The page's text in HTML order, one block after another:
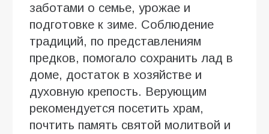
заботами о семье, урожае и
подготовке к зиме. Соблюдение
традиций, по представлениям
предков, помогало сохранить лад в
доме, достаток в хозяйстве и
духовную крепость. Верующим
рекомендуется посетить храм,
почтить память святой молитвой и